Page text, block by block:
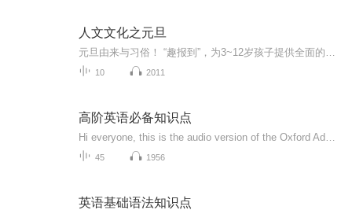
人文文化之元旦
10 2011
高阶英语必备知识点
45 1956
英语基础语法知识点